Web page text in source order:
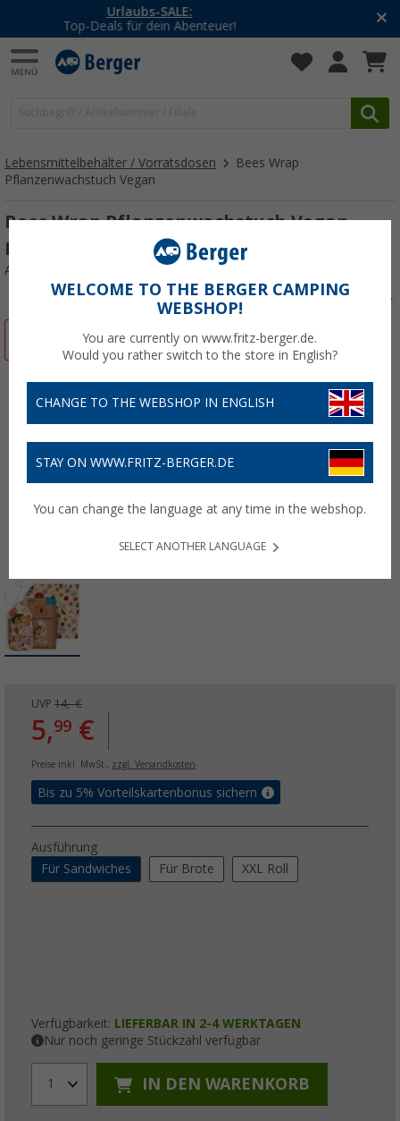
-20% auf Kleidung und Schuhe
Mit dem Aktionscode
Lebensmittelbehälter / Vorratsdosen
Bees Wrap
Pflanzenwachstuch Vegan
Bees Wrap Pflanzenwachstuch Vegan
Meadow Magic für Sandwiches
Art.-Nr.: 665328
UVP 14,- €
5,99 €
Preise inkl. MwSt., zzgl. Versandkosten
Bis zu 5% Vorteilskartenbonus sichern
Ausführung
Für Sandwiches
Für Brote XXL Roll
Verfügbarkeit: LIEFERBAR IN 2-4 WERKTAGEN
Nur noch geringe Stückzahl verfügbar
1 IN DEN WARENKORB
WELCOME TO THE BERGER CAMPING
WEBSHOP!
You are currently on www.fritz-berger.de.
Would you rather switch to the store in English?
CHANGE TO THE WEBSHOP IN ENGLISH
STAY ON WWW.FRITZ-BERGER.DE
You can change the language at any time in the webshop.
SELECT ANOTHER LANGUAGE